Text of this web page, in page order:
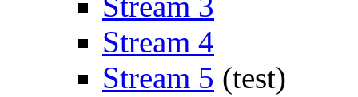
Stream 4
Stream 5 (test)